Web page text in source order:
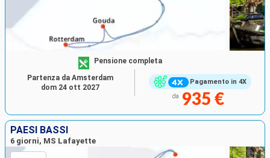
Pagamento in 4X
Pensione completa
da 935 €
Partenza da Amsterdam
dom 24 ott 2027
PAESI BASSI
6 giorni, MS Lafayette